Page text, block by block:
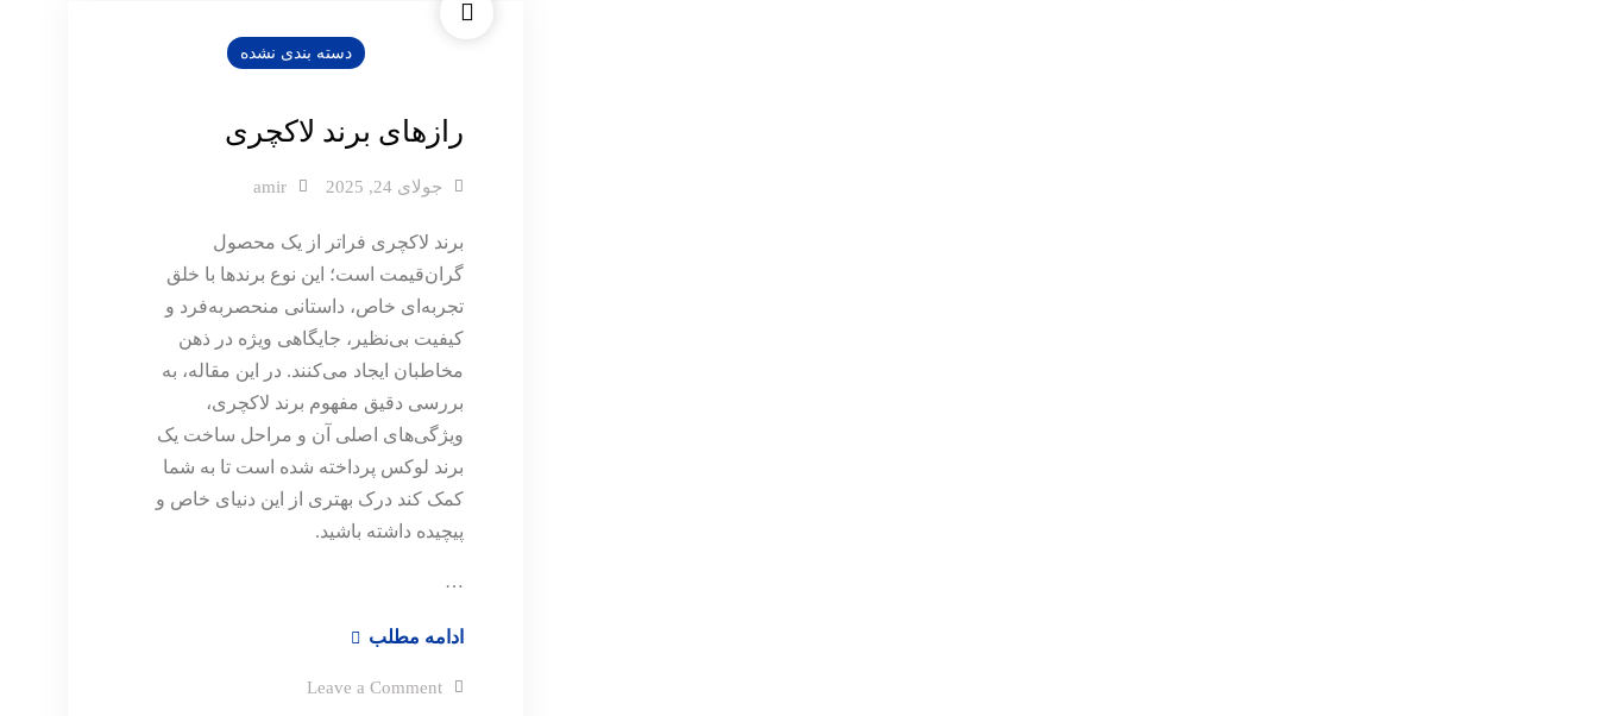
دسته بندی نشده
رازهای برند لاکچری
جولای 24, 2025 amir
برند لاکچری فراتر از یک محصول
گران‌قیمت است؛ این نوع برندها با خلق
تجربه‌ای خاص، داستانی منحصربه‌فرد و
کیفیت بی‌نظیر، جایگاهی ویژه در ذهن
مخاطبان ایجاد می‌کنند. در این مقاله، به
بررسی دقیق مفهوم برند لاکچری،
ویژگی‌های اصلی آن و مراحل ساخت یک
برند لوکس پرداخته شده است تا به شما
کمک کند درک بهتری از این دنیای خاص و
پیچیده داشته باشید.
…
ادامه مطلبرازهای
لاکچری
Leave a Comment
on